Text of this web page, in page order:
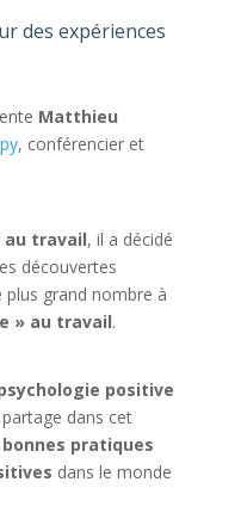
des expériences
Matthieu
, conférencier et
au travail, il a décidé
découvertes
plus grand nombre à
» au travail.⁠
positive
dans cet
bonnes pratiques
dans le monde